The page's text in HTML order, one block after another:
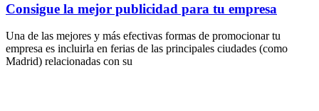
Consigue la mejor publicidad para tu empresa
Una de las mejores y más efectivas formas de promocionar tu
empresa es incluirla en ferias de las principales ciudades (como
Madrid) relacionadas con su